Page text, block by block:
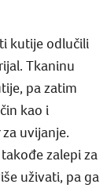
kutije odlučili
Tkaninu
pa zatim
kao i
uvijanje.
zalepi za
uživati, pa ga